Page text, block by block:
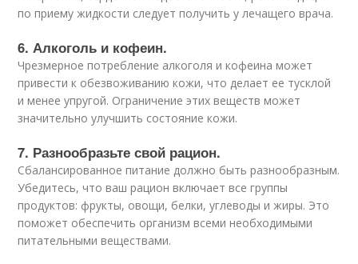
по приему жидкости следует получить у лечащего врача.
6. Алкоголь и кофеин.
Чрезмерное потребление алкоголя и кофеина может
привести к обезвоживанию кожи, что делает ее тусклой
и менее упругой. Ограничение этих веществ может
значительно улучшить состояние кожи.
7. Разнообразьте свой рацион.
Сбалансированное питание должно быть разнообразным.
Убедитесь, что ваш рацион включает все группы
продуктов: фрукты, овощи, белки, углеводы и жиры. Это
поможет обеспечить организм всеми необходимыми
питательными веществами.